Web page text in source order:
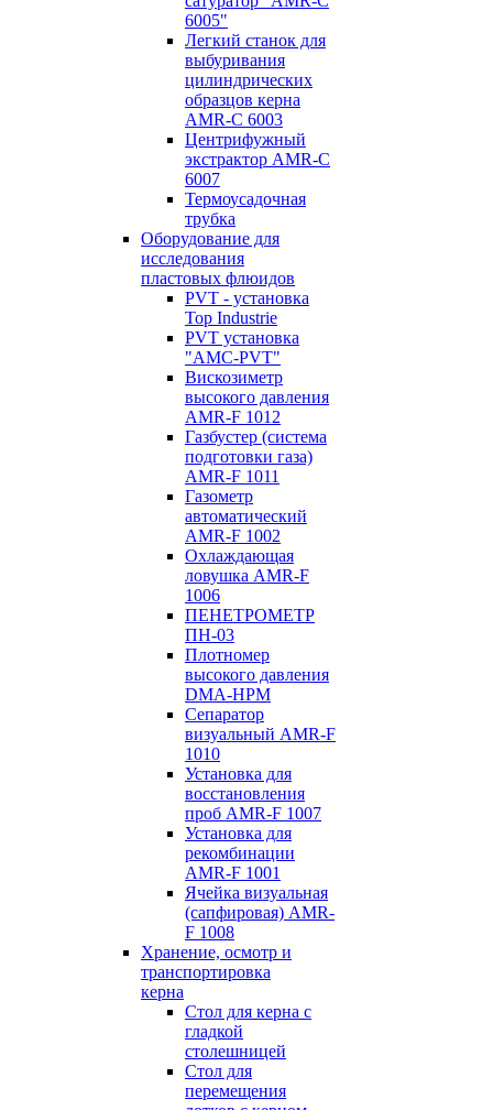
6005"
Легкий станок для
выбуривания
цилиндрических
образцов керна
AMR-C 6003
Центрифужный
экстрактор AMR-C
6007
Термоусадочная
трубка
Оборудование для
исследования
пластовых флюидов
PVT - установка
Top Industrie
PVT установка
"AMC-PVT"
Вискозиметр
высокого давления
AMR-F 1012
Газбустер (система
подготовки газа)
AMR-F 1011
Газометр
автоматический
AMR-F 1002
Охлаждающая
ловушка AMR-F
1006
ПЕНЕТРОМЕТР
ПН-03
Плотномер
высокого давления
DMA-HPM
Сепаратор
визуальный AMR-F
1010
Установка для
восстановления
проб AMR-F 1007
Установка для
рекомбинации
AMR-F 1001
Ячейка визуальная
(сапфировая) AMR-
F 1008
Хранение, осмотр и
транспортировка
керна
Стол для керна с
гладкой
столешницей
Стол для
перемещения